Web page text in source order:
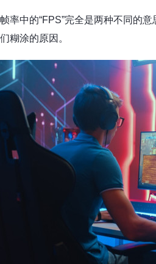
率中的“FPS”完全是两种不同的
糊涂的原因。